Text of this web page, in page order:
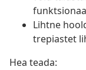
Lihtne
trepiastet
Hea teada: